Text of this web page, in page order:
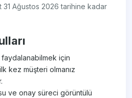
31 Ağustos 2026 tarihine kadar
için
kez müşteri olmanız
ve onay süreci görüntülü